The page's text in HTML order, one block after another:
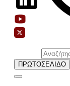
για:
ΠΡΩΤΟΣΕΛΙΔΟ